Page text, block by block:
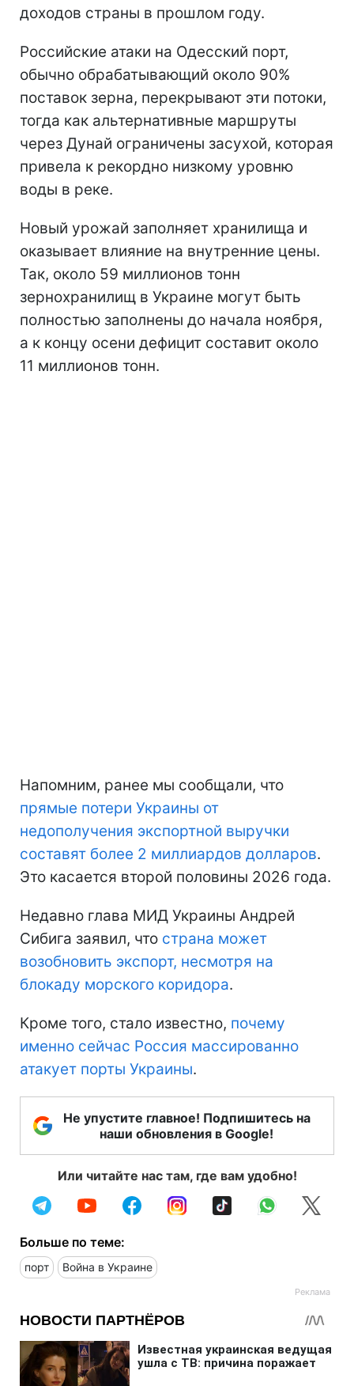
доходов страны в прошлом году.
Российские атаки на Одесский порт,
обычно обрабатывающий около 90%
поставок зерна, перекрывают эти потоки,
тогда как альтернативные маршруты
через Дунай ограничены засухой, которая
привела к рекордно низкому уровню
воды в реке.
Новый урожай заполняет хранилища и
оказывает влияние на внутренние цены.
Так, около 59 миллионов тонн
зернохранилищ в Украине могут быть
полностью заполнены до начала ноября,
а к концу осени дефицит составит около
11 миллионов тонн.
Напомним, ранее мы сообщали, что
прямые потери Украины от
недополучения экспортной выручки
составят более 2 миллиардов долларов.
Это касается второй половины 2026 года.
Недавно глава МИД Украины Андрей
Сибига заявил, что страна может
возобновить экспорт, несмотря на
блокаду морского коридора.
Кроме того, стало известно, почему
именно сейчас Россия массированно
атакует порты Украины.
Не упустите главное! Подпишитесь на
наши обновления в Google!
Или читайте нас там, где вам удобно!
Больше по теме:
порт Война в Украине